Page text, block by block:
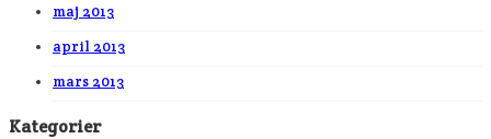
maj 2013
april 2013
mars 2013
Kategorier